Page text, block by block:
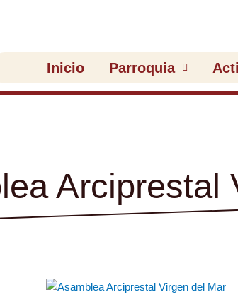
Inicio Parroquia
Arciprestal